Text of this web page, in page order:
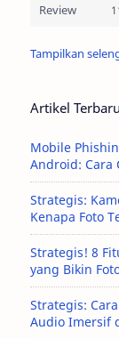
Review
Tutorial
Artikel Terbaru
Mobile
Android: Cara
Strategis:
Kenapa Foto
Strategis! 8
yang Bikin
Strategis:
Audio Imersif